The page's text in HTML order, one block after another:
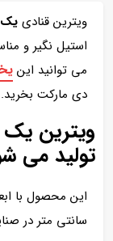
ویترین قنادی یک
استیل نگیر و
می توانید این
دی مارکت بخرید.
ویترین یک
تولید می
سانتی متر در